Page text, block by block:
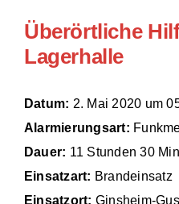
Bürgerinfo
Technik
Überörtliche
Lagerhalle
Datum: 2. Mai 2020 um
Alarmierungsart:
Dauer: 11 Stunden 30
Einsatzart: Brandeinsatz
Einsatzort: Ginsheim-